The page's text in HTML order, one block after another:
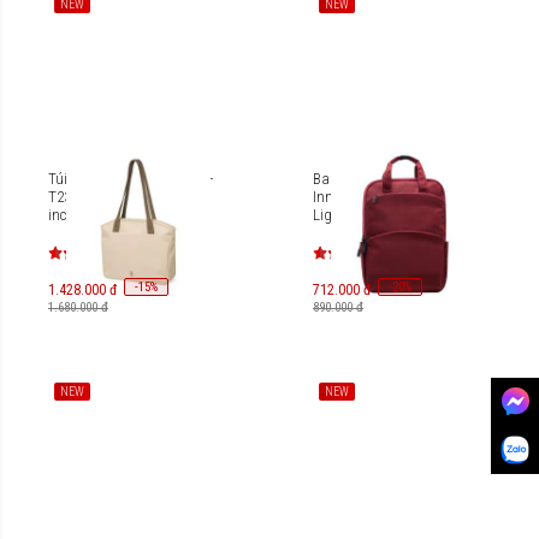
NEW
Túi xách Tomtoc Versatile-
T23 Tote Laptop 14
inch/12.5L T23-2025
1.428.000 đ -15%
1.680.000 đ
NEW
Balo Laptop 15.6 inches
Innostyle Colorlite
Lightweight P21
712.000 đ -20%
890.000 đ
NEW NEW